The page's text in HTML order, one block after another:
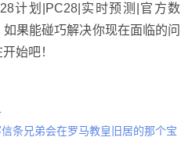
计划|PC28|实时预测|官方数
果能碰巧解决你现在面临的问
始吧！
条兄弟会在罗马教皇旧居的那个宝